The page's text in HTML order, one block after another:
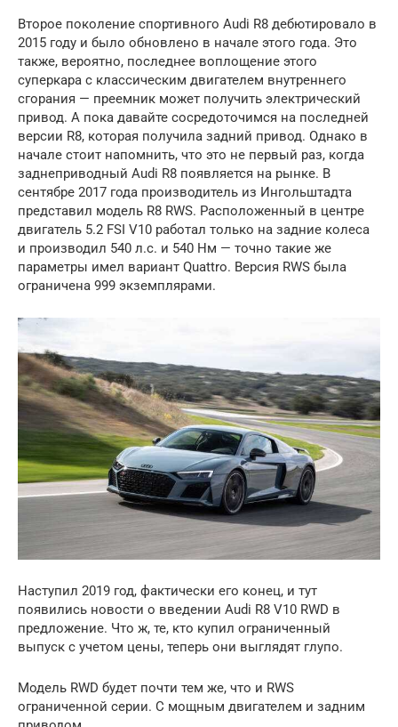
Второе поколение спортивного Audi R8 дебютировало в
2015 году и было обновлено в начале этого года. Это
также, вероятно, последнее воплощение этого
суперкара с классическим двигателем внутреннего
сгорания — преемник может получить электрический
привод. А пока давайте сосредоточимся на последней
версии R8, которая получила задний привод. Однако в
начале стоит напомнить, что это не первый раз, когда
заднеприводный Audi R8 появляется на рынке. В
сентябре 2017 года производитель из Ингольштадта
представил модель R8 RWS. Расположенный в центре
двигатель 5.2 FSI V10 работал только на задние колеса
и производил 540 л.с. и 540 Нм — точно такие же
параметры имел вариант Quattro. Версия RWS была
ограничена 999 экземплярами.
Наступил 2019 год, фактически его конец, и тут
появились новости о введении Audi R8 V10 RWD в
предложение. Что ж, те, кто купил ограниченный
выпуск с учетом цены, теперь они выглядят глупо.
Модель RWD будет почти тем же, что и RWS
ограниченной серии. С мощным двигателем и задним